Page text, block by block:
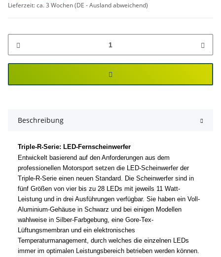
Lieferzeit:ca. 3 Wochen(DE - Ausland abweichend)
Beschreibung
Triple-R-Serie: LED-Fernscheinwerfer
Entwickelt basierend auf den Anforderungen aus dem
professionellen Motorsport setzen die LED-Scheinwerfer der
Triple-R-Serie einen neuen Standard. Die Scheinwerfer sind in
fünf Größen von vier bis zu 28 LEDs mit jeweils 11 Watt-
Leistung und in drei Ausführungen verfügbar. Sie haben ein Voll-
Aluminium-Gehäuse in Schwarz und bei einigen Modellen
wahlweise in Silber-Farbgebung, eine Gore-Tex-
Lüftungsmembran und ein elektronisches
Temperaturmanagement, durch welches die einzelnen LEDs
immer im optimalen Leistungsbereich betrieben werden können.